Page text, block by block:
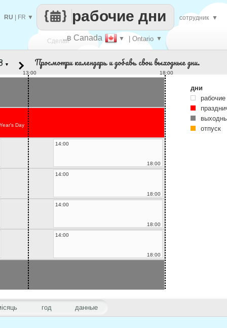
Сделай..в Canada ▼ | Ontario ▼
рабочие дни
RU FR ▼ сотрудник ▼
год данные
▼ Просмотри календарь и добавь свои выходные дни.
13:00 18:00
Day
14:00
18:00
14:00
18:00
14:00
18:00
14:00
18:00
дни
отпуск